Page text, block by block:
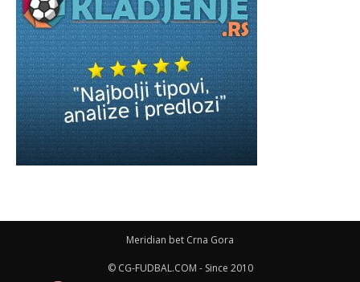
Meridian bet Crna Gora
© CG-FUDBAL.COM - Since 2010